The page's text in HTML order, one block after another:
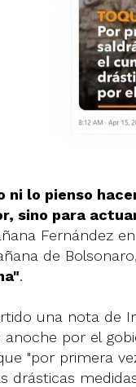
lo pienso
sino para
Fernández
de
.
una nota de
por el
"por primera